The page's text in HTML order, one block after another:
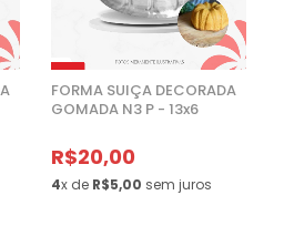
FORMA SUIÇA DECORADA
GOMADA N3 P - 13x6
R$20,00
4x de R$5,00 sem juros